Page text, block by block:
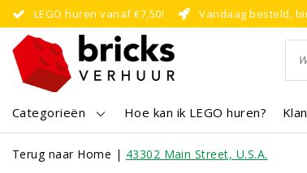
LEGO huren vanaf €7,50! Vandaag besteld,
Categorieën Hoe kan ik LEGO huren?
Terug naar Home | 43302 Main Street, U.S.A.